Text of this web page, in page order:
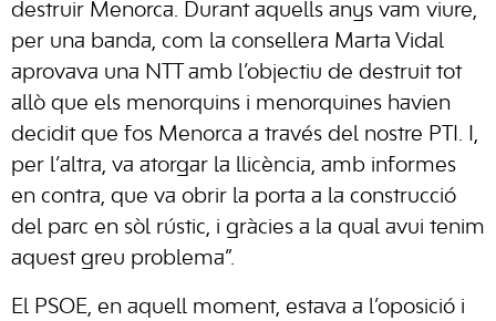
destruir Menorca. Durant aquells anys vam viure,
per una banda, com la consellera Marta Vidal
aprovava una NTT amb l’objectiu de destruit tot
allò que els menorquins i menorquines havien
decidit que fos Menorca a través del nostre PTI. I,
per l’altra, va atorgar la llicència, amb informes
en contra, que va obrir la porta a la construcció
del parc en sòl rústic, i gràcies a la qual avui tenim
aquest greu problema”.
El PSOE, en aquell moment, estava a l’oposició i